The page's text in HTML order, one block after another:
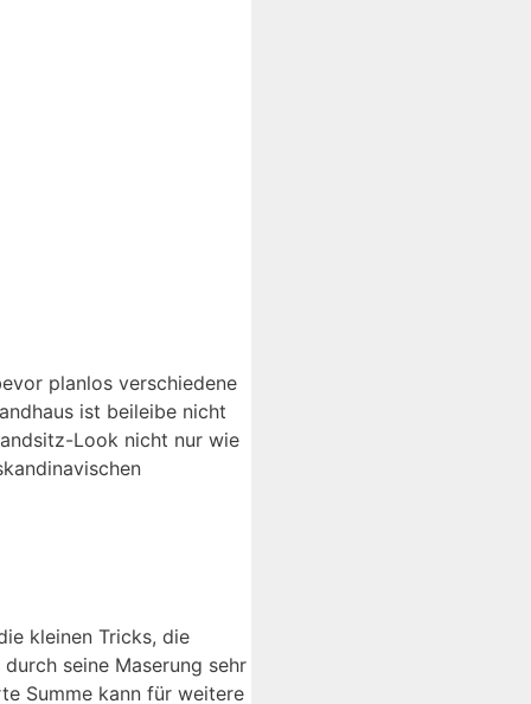
planlos verschiedene
ist beileibe nicht
Look nicht nur wie
kleinen Tricks, die
seine Maserung sehr
Summe kann für weitere